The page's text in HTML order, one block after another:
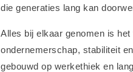
die generaties lang kan
Alles bij elkaar genomen is
ondernemerschap, stabiliteit
gebouwd op werkethiek en